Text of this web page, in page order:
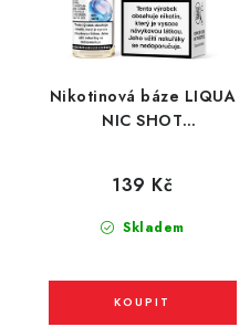
Nikotinová báze LIQUA
NIC SHOT
Skladem
139 Kč